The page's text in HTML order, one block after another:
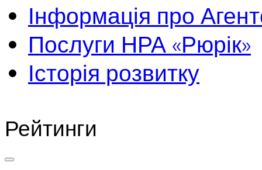
Інформація про
Послуги НРА «Рюрік»
Історія розвитку
Рейтинги